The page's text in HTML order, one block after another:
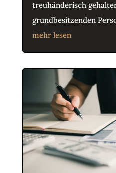
treuhänderisch
grundbesitzenden
mehr lesen